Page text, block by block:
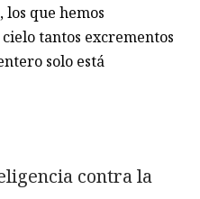
que hemos
tantos excrementos
solo está
contra la